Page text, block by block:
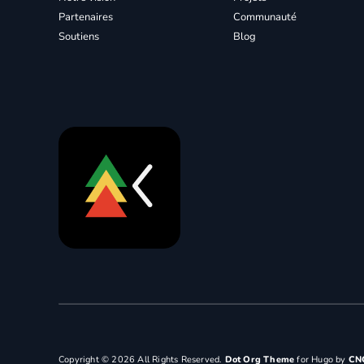
Partenaires
Soutiens
Communauté
Blog
Copyright © 2026 All Rights Reserved. Dot Org Theme for Hugo by